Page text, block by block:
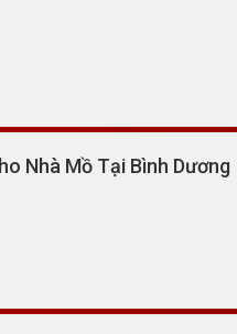
Nhà Mồ Tại Bình Dương